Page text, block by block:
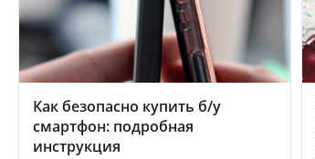
Как безопасно купить б/у
смартфон: подробная
инструкция